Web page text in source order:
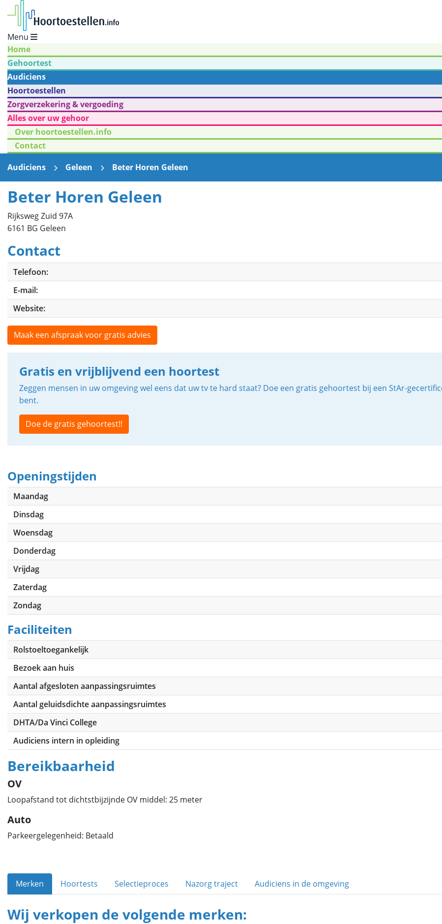
Menu
Home
Gehoortest
Audiciens
Hoortoestellen
Zorgverzekering & vergoeding
Alles over uw gehoor
Over hoortoestellen.info
Contact
Audiciens
Geleen Beter Horen Geleen
Beter Horen Geleen
Rijksweg Zuid 97A
6161 BG Geleen
Contact
Telefoon:
E-mail:
Website:
Maak een afspraak voor gratis advies
Gratis en vrijblijvend een hoortest
Zeggen mensen in uw omgeving wel eens dat uw tv te hard staat? Doe een gratis gehoortest bij een StAr-
bent.
Doe de gratis gehoortest!!
Openingstijden
Maandag
Dinsdag
Woensdag
Donderdag
Vrijdag
Zaterdag
Zondag
Faciliteiten
Rolstoeltoegankelijk
Bezoek aan huis
Aantal afgesloten aanpassingsruimtes
Aantal geluidsdichte aanpassingsruimtes
DHTA/Da Vinci College
Audiciens intern in opleiding
Bereikbaarheid
OV
Loopafstand tot dichtstbijzijnde OV middel: 25 meter
Auto
Parkeergelegenheid: Betaald
Merken Hoortests Selectieproces Nazorg traject Audiciens in de omgeving
Wij verkopen de volgende merken: